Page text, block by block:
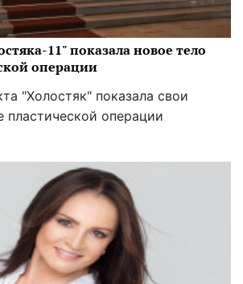
11" показала новое тело
операции
"Холостяк" показала свои
пластической операции